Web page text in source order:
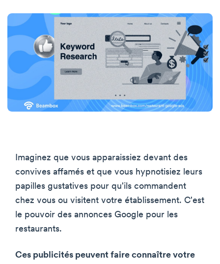
Imaginez que vous apparaissiez devant des
convives affamés et que vous hypnotisiez leurs
papilles gustatives pour qu'ils commandent
chez vous ou visitent votre établissement. C'est
le pouvoir des annonces Google pour les
restaurants.
Ces publicités peuvent faire connaître votre